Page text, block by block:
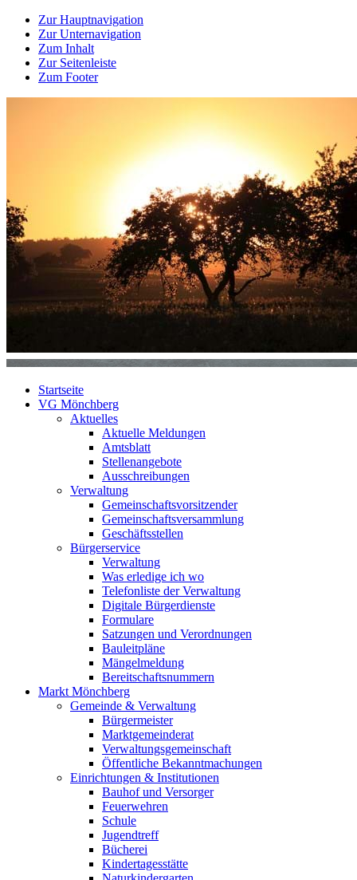
Zur Hauptnavigation
Zur Unternavigation
Zum Inhalt
Zur Seitenleiste
Zum Footer
Startseite
VG Mönchberg
Aktuelles
Aktuelle Meldungen
Amtsblatt
Stellenangebote
Ausschreibungen
Verwaltung
Gemeinschaftsvorsitzender
Gemeinschaftsversammlung
Geschäftsstellen
Bürgerservice
Verwaltung
Was erledige ich wo
Telefonliste der Verwaltung
Digitale Bürgerdienste
Formulare
Satzungen und Verordnungen
Bauleitpläne
Mängelmeldung
Bereitschaftsnummern
Markt Mönchberg
Gemeinde & Verwaltung
Bürgermeister
Marktgemeinderat
Verwaltungsgemeinschaft
Öffentliche Bekanntmachungen
Einrichtungen & Institutionen
Bauhof und Versorger
Feuerwehren
Schule
Jugendtreff
Bücherei
Kindertagesstätte